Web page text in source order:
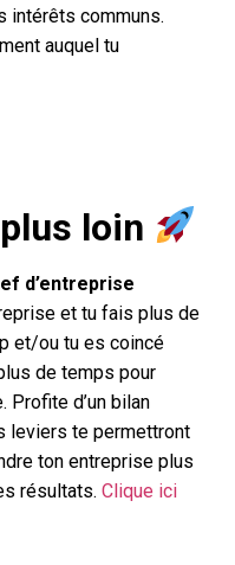
intérêts communs.
auquel tu
loin
d’entreprise
et tu fais plus de
et/ou tu es coincé
de temps pour
Profite d’un bilan
leviers te permettront
ton entreprise plus
résultats. Clique ici